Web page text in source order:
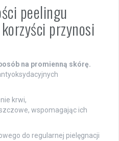
peelingu
przynosi
na promienną skórę.
krwi,
wspomagając ich
do regularnej pielęgnacji